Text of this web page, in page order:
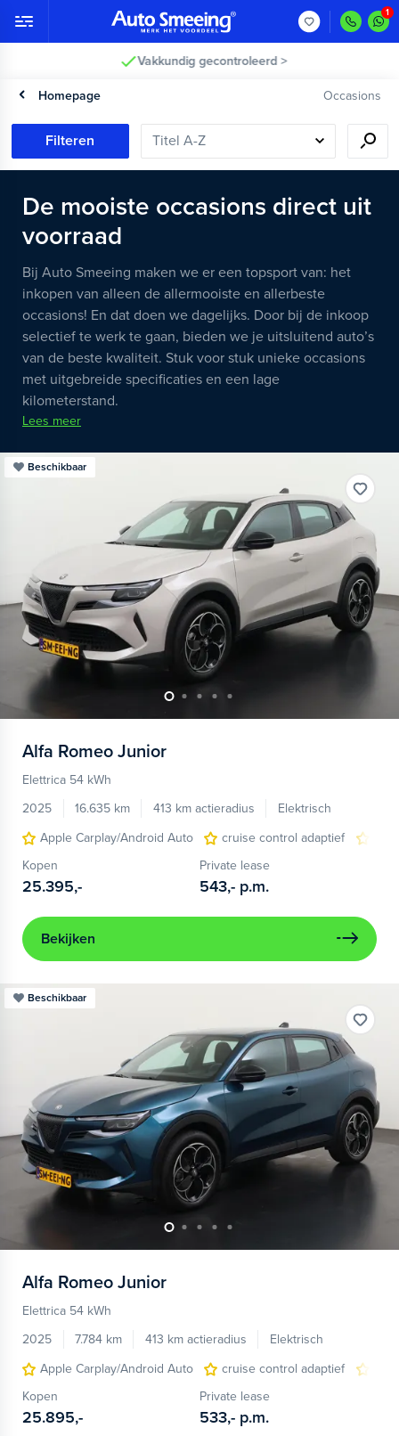
Vakkundig gecontroleerd >
Homepage Occasions
Filteren
De mooiste occasions direct uit
voorraad
Bij Auto Smeeing maken we er een topsport van: het
inkopen van alleen de allermooiste en allerbeste
occasions! En dat doen we dagelijks. Door bij de inkoop
selectief te werk te gaan, bieden we je uitsluitend auto’s
van de beste kwaliteit. Stuk voor stuk unieke occasions
met uitgebreide specificaties en een lage
kilometerstand.
Lees meer
Beschikbaar
Alfa Romeo Junior
Elettrica 54 kWh
2025
16.635 km 413 km actieradius
Elektrisch
Apple Carplay/Android Auto
cruise control adaptief
Kopen
25.395,-
Private lease
543,- p.m.
Bekijken
Beschikbaar
Alfa Romeo Junior
Elettrica 54 kWh
2025
7.784 km 413 km actieradius
Elektrisch
Apple Carplay/Android Auto
cruise control adaptief
Kopen
25.895,-
Private lease
533,- p.m.